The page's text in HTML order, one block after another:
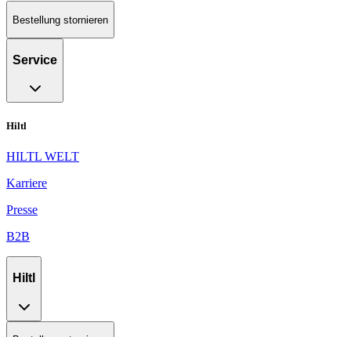
Bestellung stornieren
Service
Hiltl
HILTL WELT
Karriere
Presse
B2B
Hiltl